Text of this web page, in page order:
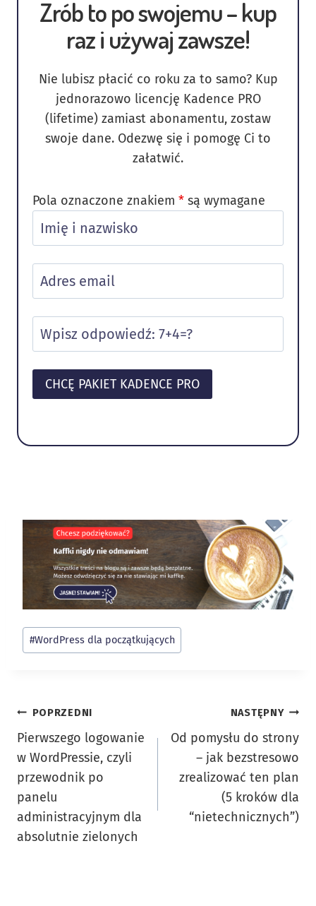
Zrób to po swojemu – kup
raz i używaj zawsze!
Nie lubisz płacić co roku za to samo? Kup
jednorazowo licencję Kadence PRO
(lifetime) zamiast abonamentu, zostaw
swoje dane. Odezwę się i pomogę Ci to
załatwić.
Pola oznaczone znakiem * są wymagane
Tagi
wpisu:
#WordPress dla początkujących
Nawigacja
wpisu
POPRZEDNI
Pierwszego logowanie
w WordPressie, czyli
przewodnik po
panelu
administracyjnym dla
absolutnie zielonych
NASTĘPNY
Od pomysłu do strony
– jak bezstresowo
zrealizować ten plan
(5 kroków dla
“nietechnicznych”)